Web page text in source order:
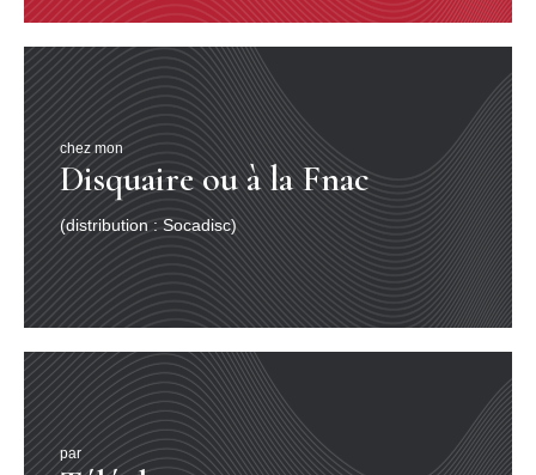
par
chez mon
Disquaire ou à la Fnac
(distribution : Socadisc)